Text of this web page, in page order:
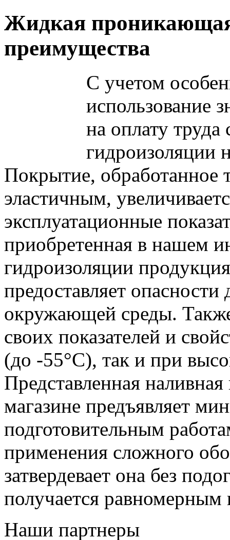
Жидкая
преимущества
С учетом
использование
на оплату труда
гидроизоляции
Покрытие, обработанное
эластичным,
эксплуатационные
приобретенная в нашем
гидроизоляции
предоставляет опасности
окружающей среды.
своих показателей и
(до -55°С), так и при
Представленная наливная
магазине предъявляет
подготовительным
применения сложного
затвердевает она без
получается
Наши партнеры